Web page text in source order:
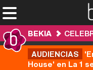
BEKIA
AUDIENCIAS
House' en La 1